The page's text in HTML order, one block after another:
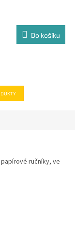
Do košíku
ručníky, ve